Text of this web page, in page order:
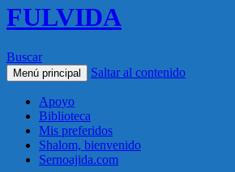
FULVIDA
Buscar
Menú principal Saltar al contenido
Apoyo
Biblioteca
Mis preferidos
Shalom, bienvenido
Sernoajida.com